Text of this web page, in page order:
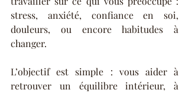
stress, anxiété, confiance en soi,
douleurs, ou encore habitudes à
changer.
L’objectif est simple : vous aider à
retrouver un équilibre intérieur, à